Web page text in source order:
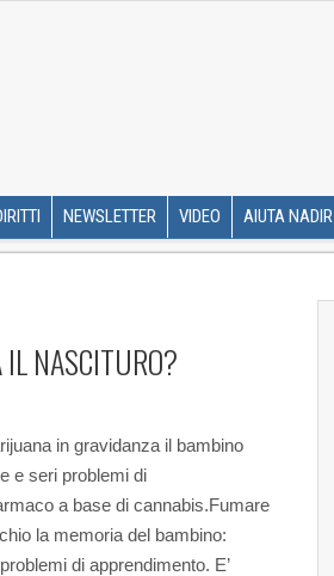
NEWSLETTER VIDEO AIUTA NADIR
NASCITURO?
in gravidanza il bambino
e seri problemi di
a base di cannabis.Fumare
la memoria del bambino:
di apprendimento. E’